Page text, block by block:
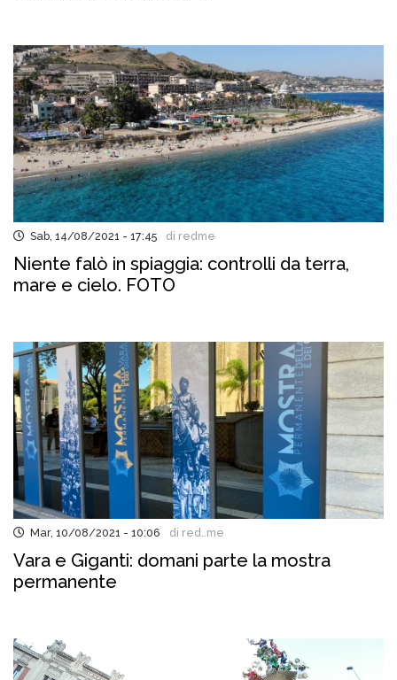
Sab, 14/08/2021 - 17:45 di redme
Niente falò in spiaggia: controlli da terra,
mare e cielo. FOTO
Mar, 10/08/2021 - 10:06 di red..me
Vara e Giganti: domani parte la mostra
permanente